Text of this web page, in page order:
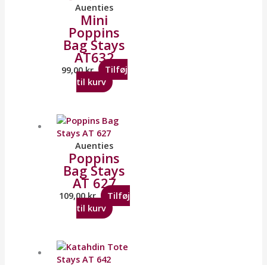
Auenties
Mini
Poppins
Bag Stays
AT632
99,00kr.
Tilføj
til kurv
Auenties
Poppins
Bag Stays
AT 627
109,00kr.
Tilføj
til kurv